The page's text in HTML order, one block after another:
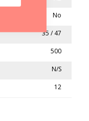
No
35 / 47
500
N/S
12